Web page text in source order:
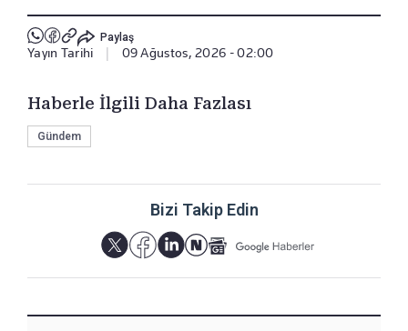
Paylaş
Yayın Tarihi 09 Ağustos, 2026 - 02:00
Haberle İlgili Daha Fazlası
Gündem
Bizi Takip Edin